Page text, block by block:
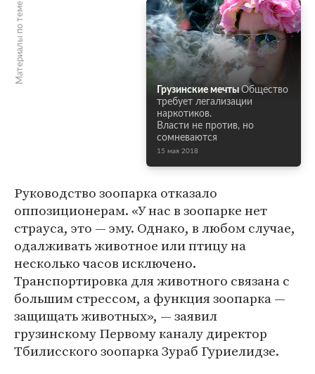
Материалы по теме
Грузинские мечты Общество
требует легализации
наркотиков.
Власти не против, но
сомневаются
15 мая 2018
Руководство зоопарка отказало
оппозиционерам. «У нас в зоопарке нет
страуса, это — эму. Однако, в любом случае,
одалживать животное или птицу на
несколько часов исключено.
Транспортировка для животного связана с
большим стрессом, а функция зоопарка —
защищать животных», — заявил
грузинскому Первому каналу директор
Тбилисского зоопарка Зураб Гуриелидзе.